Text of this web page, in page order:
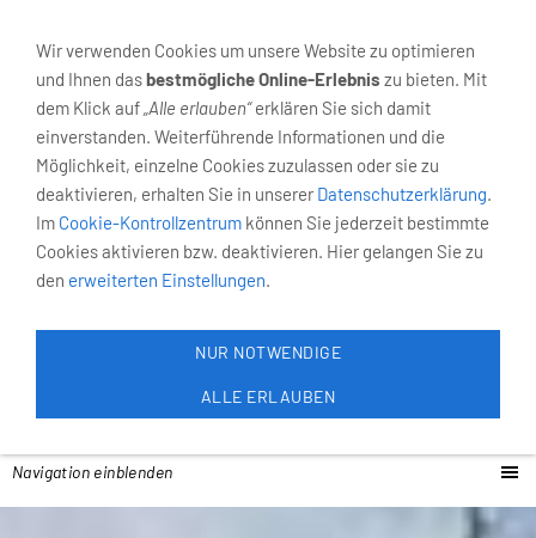
Navigation einblenden
Wir verwenden Cookies um unsere Website zu optimieren
und Ihnen dasbestmögliche Online-Erlebnis zu bieten. Mit
dem Klick auf„Alle erlauben“erklären Sie sich damit
einverstanden. Weiterführende Informationen und die
Möglichkeit, einzelne Cookies zuzulassen oder sie zu
deaktivieren, erhalten Sie in unserer Datenschutzerklärung.
Im Cookie-Kontrollzentrum können Sie jederzeit bestimmte
Cookies aktivieren bzw. deaktivieren. Hier gelangen Sie zu
den erweiterten Einstellungen.
NUR NOTWENDIGE
ALLE ERLAUBEN